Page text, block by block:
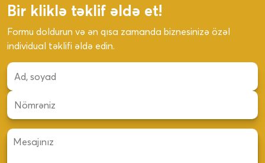
Bir kliklə təklif əldə et!
Formu doldurun və ən qısa zamanda biznesinizə özəl
individual təklifi əldə edin.